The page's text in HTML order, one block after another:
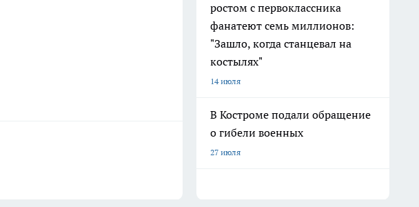
ростом с первоклассника
фанатеют семь миллионов:
"Зашло, когда станцевал на
костылях"
14 июля
В Костроме подали обращение
о гибели военных
27 июля